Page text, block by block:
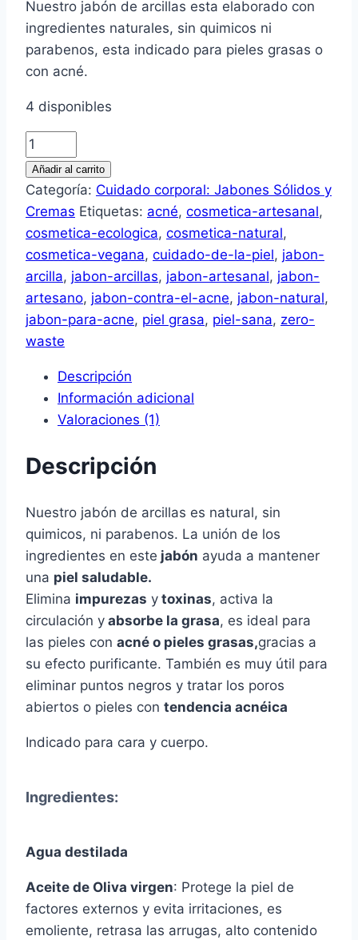
Nuestro jabón de arcillas esta elaborado con
ingredientes naturales, sin quimicos ni
parabenos, esta indicado para pieles grasas o
con acné.
4 disponibles
Jabón
de
Arcillas
cantidad
Añadir al carrito
Categoría: Cuidado corporal: Jabones Sólidos y
Cremas Etiquetas: acné, cosmetica-artesanal,
cosmetica-ecologica, cosmetica-natural,
cosmetica-vegana, cuidado-de-la-piel, jabon-
arcilla, jabon-arcillas, jabon-artesanal, jabon-
artesano, jabon-contra-el-acne, jabon-natural,
jabon-para-acne, piel grasa, piel-sana, zero-
waste
Descripción
Información adicional
Valoraciones (1)
Descripción
Nuestro jabón de arcillas es natural, sin
quimicos, ni parabenos. La unión de los
ingredientes en este jabón ayuda a mantener
una piel saludable.
Elimina impurezas y toxinas, activa la
circulación y absorbe la grasa, es ideal para
las pieles con acné o pieles grasas,gracias a
su efecto purificante. También es muy útil para
eliminar puntos negros y tratar los poros
abiertos o pieles con tendencia acnéica
Indicado para cara y cuerpo.
Ingredientes:
Agua destilada
Aceite de Oliva virgen: Protege la piel de
factores externos y evita irritaciones, es
emoliente, retrasa las arrugas, alto contenido